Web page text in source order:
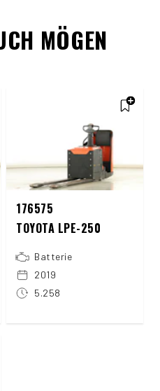
MÖGEN
176575
TOYOTA LPE-250
Batterie
2019
5.258